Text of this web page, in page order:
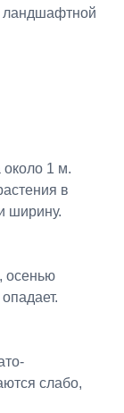
ландшафтной
1 м.
в
ширину.
осенью
слабо,